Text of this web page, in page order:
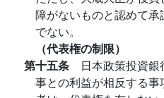
障がないものと認めて承
でない。
（代表権の制限）
第十五条 日本政策投資
事との利益が相反する